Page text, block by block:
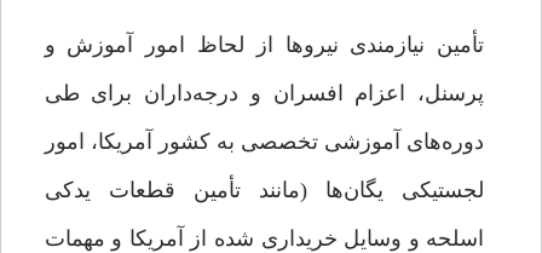
تأمین نیازمندی نیروها از لحاظ امور آموزش و
پرسنل، اعزام افسران و درجه‌داران برای طی
دوره‌های آموزشی تخصصی به کشور آمریکا، امور
لجستیکی یگان‌ها (مانند تأمین قطعات یدکی
اسلحه و وسایل خریداری شده از آمریکا و مهمات